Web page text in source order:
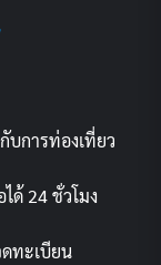
บการท่องเที่ยว
ด้ 24 ชั่วโมง
ทะเบียน